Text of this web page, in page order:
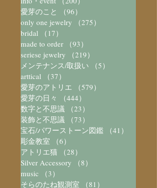
愛芽のこと
（96）
only one jewelry
（275）
bridal
（17）
made to order
（93）
seriese jewelry
（219）
メンテナンス/取扱い
（5）
arttical
（37）
愛芽のアトリエ
（579）
愛芽の日々
（444）
数字と不思議
（23）
装飾と不思議
（73）
宝石/パワーストーン図鑑
（41）
彫金教室
（6）
アトリエ猫
（28）
Silver Accessory
（8）
music
（3）
そらのたね観測室
（81）